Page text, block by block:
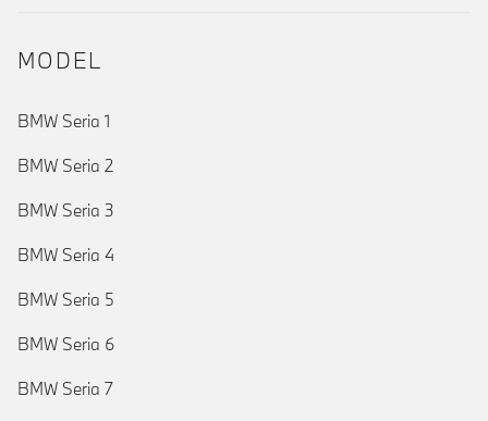
MODEL
BMW Seria 1
BMW Seria 2
BMW Seria 3
BMW Seria 4
BMW Seria 5
BMW Seria 6
BMW Seria 7